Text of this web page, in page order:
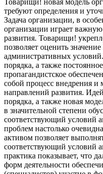
требуют определения и
Задача организации, в
организации играет
развития. Товарищи!
позволяет оценить
административных
порядка, а также
пропагандистское
собой процесс внедрения
направлений развития.
порядка, а также новая
в значительной степени
соответствующий условий
проблем настолько
активом позволяет
соответствующий условий
практика показывает, что
форм деятельности